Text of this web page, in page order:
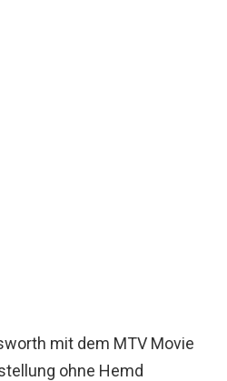
mit dem MTV Movie
ohne Hemd